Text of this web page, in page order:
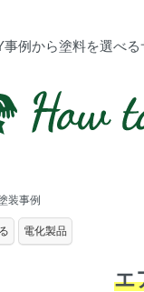
例から塗料を選べる
装事例
電化製品
エ